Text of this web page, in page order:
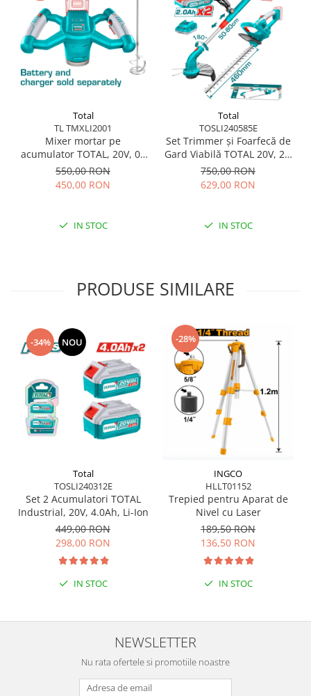
Trafalet
Trimmere
Trusă tubulare
Unelte pentru altoit
Motoforeze și Burghie de Pământ
Ventilatoare
Total
TL TMXLI2001
Mixer mortar pe
acumulator TOTAL, 20V, 0–
650 RPM, prindere M14,
fără baterie
550,00 RON
450,00 RON
IN STOC
Total
TOSLI240585E
Set Trimmer și Foarfecă de
Gard Viabilă TOTAL 20V, 2 x
Acumulator 2Ah +
Încărcător
750,00 RON
629,00 RON
IN STOC
PRODUSE SIMILARE
-34% NOU
Total
TOSLI240312E
Set 2 Acumulatori TOTAL
Industrial, 20V, 4.0Ah, Li-Ion
449,00 RON
298,00 RON
IN STOC
-28%
INGCO
HLLT01152
Trepied pentru Aparat de
Nivel cu Laser
189,50 RON
136,50 RON
IN STOC
NEWSLETTER
Nu rata ofertele si promotiile noastre